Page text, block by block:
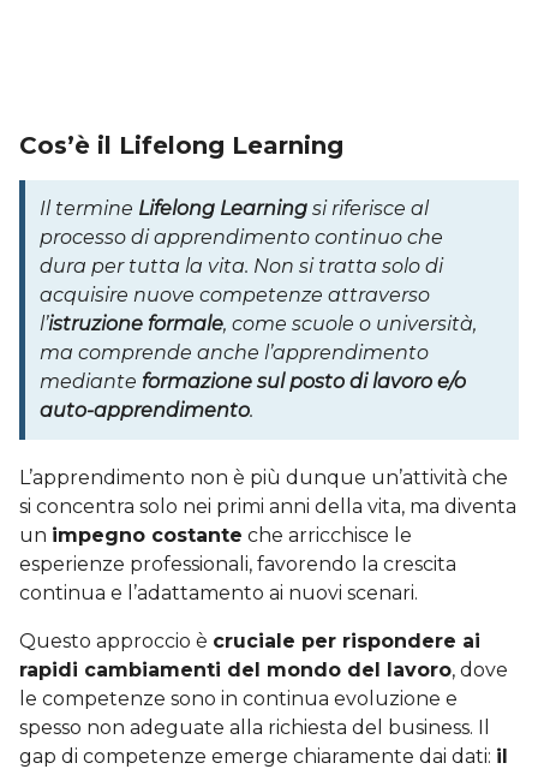
Cos’è il Lifelong Learning
Il termine Lifelong Learning si riferisce al
processo di apprendimento continuo che
dura per tutta la vita. Non si tratta solo di
acquisire nuove competenze attraverso
l’istruzione formale, come scuole o università,
ma comprende anche l’apprendimento
mediante formazione sul posto di lavoro e/o
auto-apprendimento.
L’apprendimento non è più dunque un’attività che
si concentra solo nei primi anni della vita, ma diventa
un impegno costante che arricchisce le
esperienze professionali, favorendo la crescita
continua e l’adattamento ai nuovi scenari.
Questo approccio è cruciale per rispondere ai
rapidi cambiamenti del mondo del lavoro, dove
le competenze sono in continua evoluzione e
spesso non adeguate alla richiesta del business. Il
gap di competenze emerge chiaramente dai dati: il